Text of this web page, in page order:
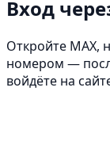
Вход
Откройте MAX,
номером —
войдёте на